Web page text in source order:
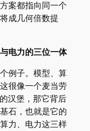
案都指向同一个
成几何倍数提
电力的三位一体
例子。模型、算
很像一个麦当劳
汉堡，那它背后
石，也就是它的
力、电力这三样